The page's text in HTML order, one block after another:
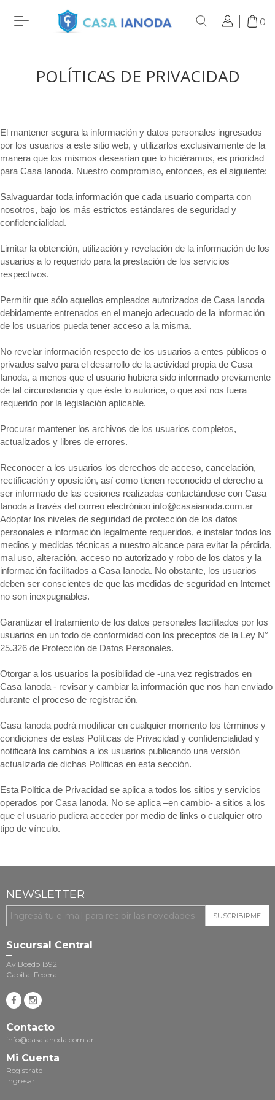
0
POLÍTICAS DE PRIVACIDAD
El mantener segura la información y datos personales ingresados
por los usuarios a este sitio web, y utilizarlos exclusivamente de la
manera que los mismos desearían que lo hiciéramos, es prioridad
para Casa Ianoda. Nuestro compromiso, entonces, es el siguiente:
Salvaguardar toda información que cada usuario comparta con
nosotros, bajo los más estrictos estándares de seguridad y
confidencialidad.
Limitar la obtención, utilización y revelación de la información de los
usuarios a lo requerido para la prestación de los servicios
respectivos.
Permitir que sólo aquellos empleados autorizados de Casa Ianoda
debidamente entrenados en el manejo adecuado de la información
de los usuarios pueda tener acceso a la misma.
No revelar información respecto de los usuarios a entes públicos o
privados salvo para el desarrollo de la actividad propia de Casa
Ianoda, a menos que el usuario hubiera sido informado previamente
de tal circunstancia y que éste lo autorice, o que así nos fuera
requerido por la legislación aplicable.
Procurar mantener los archivos de los usuarios completos,
actualizados y libres de errores.
Reconocer a los usuarios los derechos de acceso, cancelación,
rectificación y oposición, así como tienen reconocido el derecho a
ser informado de las cesiones realizadas contactándose con Casa
Ianoda a través del correo electrónico info@casaianoda.com.ar
Adoptar los niveles de seguridad de protección de los datos
personales e información legalmente requeridos, e instalar todos los
medios y medidas técnicas a nuestro alcance para evitar la pérdida,
mal uso, alteración, acceso no autorizado y robo de los datos y la
información facilitados a Casa Ianoda. No obstante, los usuarios
deben ser conscientes de que las medidas de seguridad en Internet
no son inexpugnables.
Garantizar el tratamiento de los datos personales facilitados por los
usuarios en un todo de conformidad con los preceptos de la Ley N°
25.326 de Protección de Datos Personales.
Otorgar a los usuarios la posibilidad de -una vez registrados en
Casa Ianoda - revisar y cambiar la información que nos han enviado
durante el proceso de registración.
Casa Ianoda podrá modificar en cualquier momento los términos y
condiciones de estas Políticas de Privacidad y confidencialidad y
notificará los cambios a los usuarios publicando una versión
actualizada de dichas Políticas en esta sección.
Esta Política de Privacidad se aplica a todos los sitios y servicios
operados por Casa Ianoda. No se aplica –en cambio- a sitios a los
que el usuario pudiera acceder por medio de links o cualquier otro
tipo de vínculo.
NEWSLETTER
SUSCRIBIRME
Sucursal Central
Av Boedo 1392
Capital Federal
Contacto
info@casaianoda.com.ar
Mi Cuenta
Registrate
Ingresar